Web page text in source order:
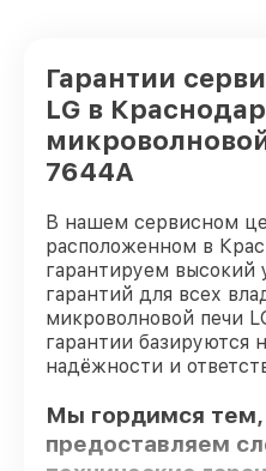
Гарантии
LG в
7644A
В нашем сервисном
расположенном в
гарантируем высокий
гарантий для всех
микроволновой печи
гарантии базируются
надёжности и
Мы гордимся тем,
предоставляем